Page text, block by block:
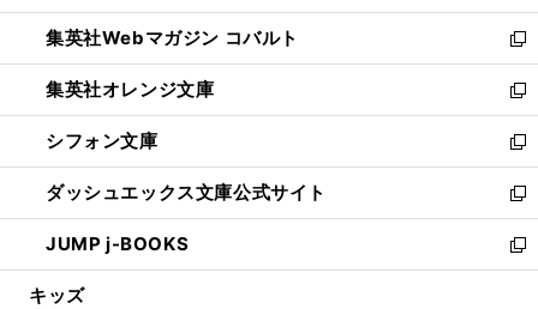
開
く
ウ
で
開
く
ン
ド
ウ
で
開
く
ウ
ィ
ン
ド
ウ
で
開
く
集英社Webマガジン コバルト
新
し
い
ウ
ィ
ン
ド
ウ
で
開
集英社オレンジ文庫
新
し
い
ウ
ィ
ン
ド
ウ
シフォン文庫
新
し
い
ウ
ィ
ン
ダッシュエックス文庫公式サイト
新
し
い
ウ
JUMP j-BOOKS
新
し
キッズ